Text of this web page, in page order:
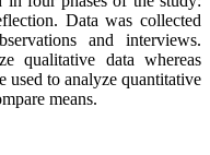
Data was collected
and interviews.
qualitative data whereas
used to analyze quantitative
means.